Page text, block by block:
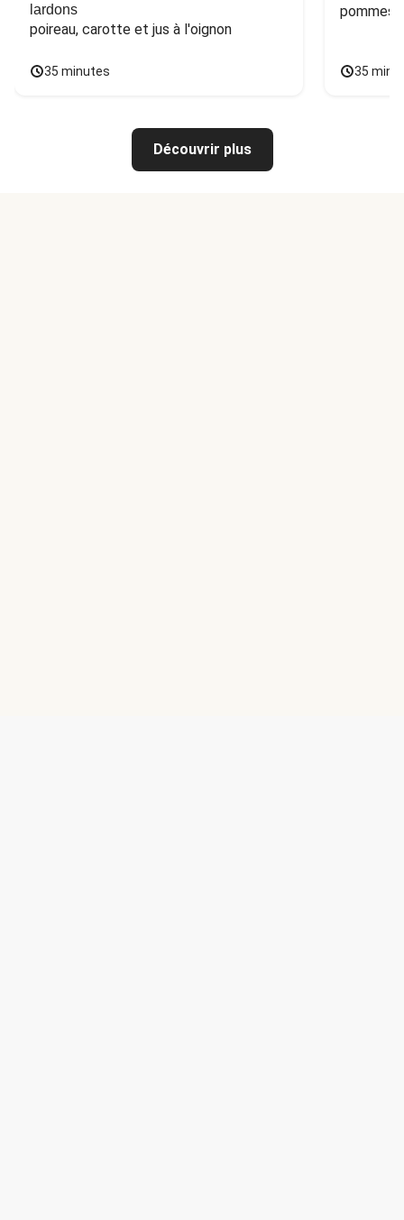
lardons
poireau, carotte et jus à l'oignon
35 minutes
pommes
35
Découvrir plus